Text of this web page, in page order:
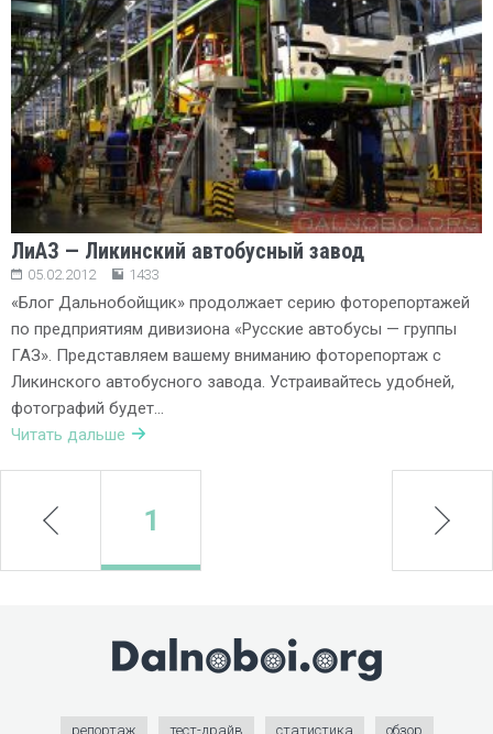
ЛиАЗ — Ликинский автобусный завод
05.02.2012 1433
«Блог Дальнобойщик» продолжает серию фоторепортажей
по предприятиям дивизиона «Русские автобусы — группы
ГАЗ». Представляем вашему вниманию фоторепортаж с
Ликинского автобусного завода. Устраивайтесь удобней,
фотографий будет…
Читать дальше
prev 1 next
репортаж тест-драйв статистика обзор